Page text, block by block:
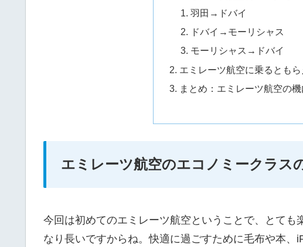
羽田→ドバイ
ドバイ→モーリシャス
モーリシャス→ドバイ
エミレーツ航空に乗るともら
まとめ：エミレーツ航空の
エミレーツ航空のエコノミークラス
今回は初めてのエミレーツ航空ということで、とて
なり長いですからね。快適に過ごすために毛布や本、